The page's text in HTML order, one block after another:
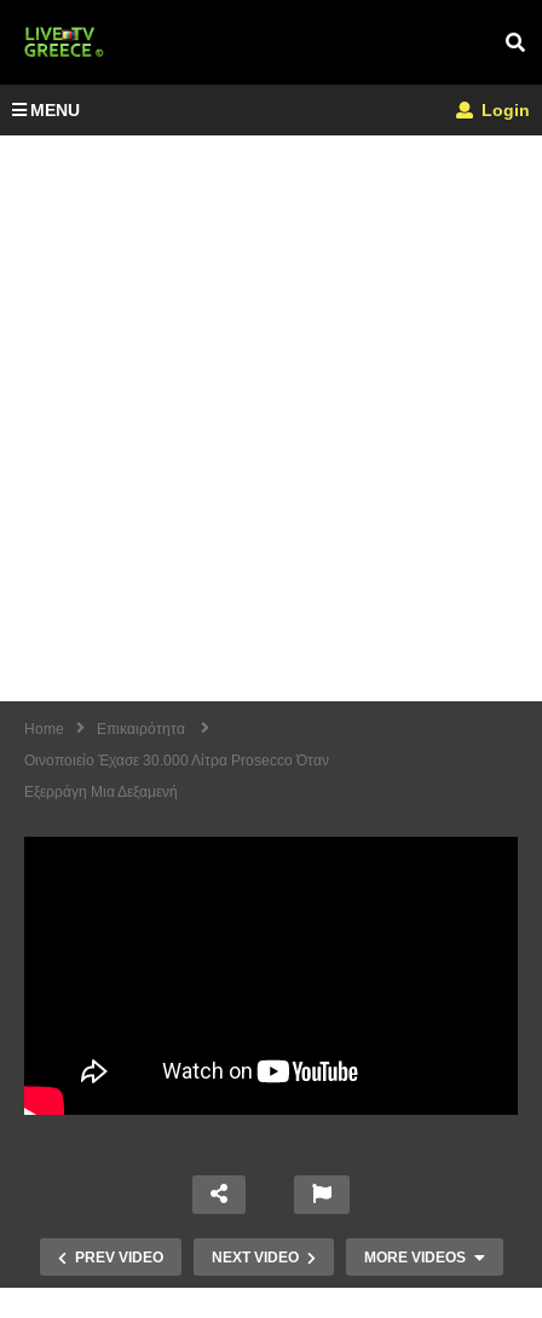
MENU Login
Home
Επικαιρότητα
Οινοποιείο Έχασε 30.000 Λίτρα Prosecco Όταν
Εξερράγη Μια Δεξαμενή
PREV VIDEO NEXT VIDEO MORE VIDEOS